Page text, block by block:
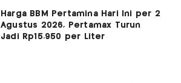
Harga BBM Pertamina Hari Ini per 2
Agustus 2026, Pertamax Turun
Jadi Rp15.950 per Liter